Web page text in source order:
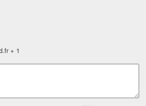
+ 1